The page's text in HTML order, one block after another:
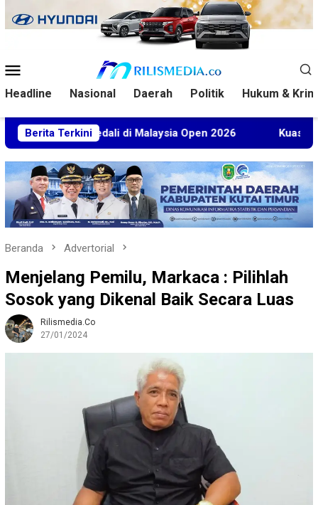
ke
Mobile
Headline Nasional Daerah Politik Hukum &
Berita Terkini
5 Medali di Malaysia Open 2026 Kuasa Hukum BT
Beranda Advertorial
Menjelang Pemilu, Markaca : Pilihlah
Sosok yang Dikenal Baik Secara Luas
Rilismedia.co
27/01/2024